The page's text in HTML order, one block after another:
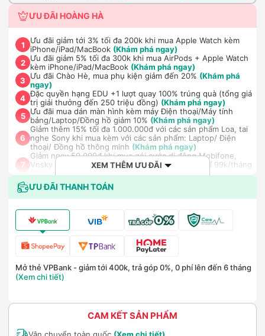
ƯU ĐÃI HOÀNG HÀ
1
Ưu đãi giảm tới 3% tối đa 200k khi mua Apple Watch kèm
iPhone/iPad/MacBook (Khám phá ngay)
2 Ưu đãi giảm 5% tối đa 300k khi mua AirPods + Apple Watch
kèm iPhone/iPad/MacBook (Khám phá ngay)
3
Ưu đãi Chào Hè, mua phụ kiện giảm đến 20% (Khám phá
ngay)
4 Đặc quyền hạng EDU +1 lượt quay 100% trúng quà (tổng giá
trị giải thưởng đến 250 triệu đồng) (Khám phá ngay)
5 Ưu đãi mua dán màn hình kèm máy Điện thoại/Máy tính
bảng/Laptop/Đồng hồ giảm 10% (Khám phá ngay)
6
Giảm thêm 15% tối đa 1.000.000đ với các sản phẩm Loa, tai
nghe Sony khi mua kèm với các sản phẩm: Laptop/ Điện
thoại/ Đồng hồ thông minh (Khám phá ngay)
7
Giảm ngay 50.000đ khi mua gói cước di động Mobifone,
Vnsky lên tới 6GB data/ngày - Trải nghiệm 5G chỉ 99k/tháng
(Khám phá ngay)
8 Nhận báo giá tốt nhất cho khách hàng doanh nghiệp B2B
khi mua số lượng lớn(Khám phá ngay)
XEM THÊM ƯU ĐÃI
ƯU ĐÃI THANH TOÁN
Mở thẻ VPBank - giảm tới 400k, trả góp 0%, 0 phí lên đến 6 tháng
(Xem chi tiết)
CAM KẾT SẢN PHẨM